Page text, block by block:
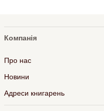
Компанія
Про нас
Новини
Адреси книгарень